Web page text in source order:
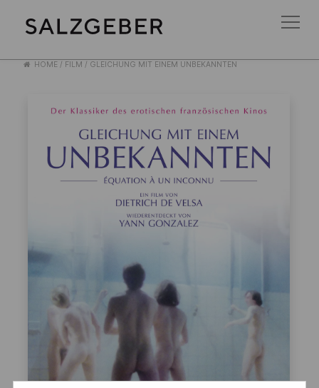
HOME/ FILM / GLEICHUNG MIT EINEM UNBEKANNTEN